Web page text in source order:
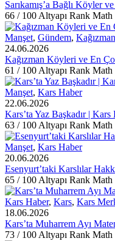
Sarıkamış’a Bağlı Köyler
66 / 100 Altyapı Rank Math
Manşet, Gündem, Kağızman
24.06.2026
Kağızman Köyleri ve En
61 / 100 Altyapı Rank Math
Manşet, Kars Haber
22.06.2026
Kars’ta Yaz Başkadır | Kars
63 / 100 Altyapı Rank Math
Manşet, Kars Haber
20.06.2026
Esenyurt’taki Karslılar
65 / 100 Altyapı Rank Math
Kars Haber, Kars, Kars
18.06.2026
Kars’ta Muharrem Ayı
73 / 100 Altyapı Rank Math